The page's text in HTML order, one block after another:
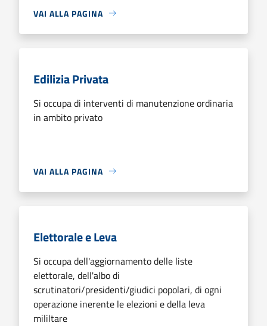
VAI ALLA PAGINA
Edilizia Privata
Si occupa di interventi di manutenzione ordinaria
in ambito privato
VAI ALLA PAGINA
Elettorale e Leva
Si occupa dell'aggiornamento delle liste
elettorale, dell'albo di
scrutinatori/presidenti/giudici popolari, di ogni
operazione inerente le elezioni e della leva
mililtare